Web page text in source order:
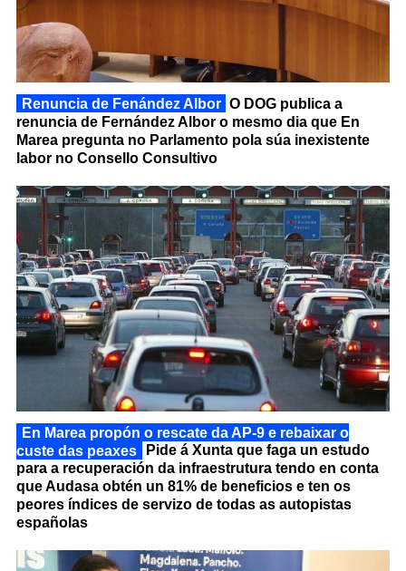
Renuncia de Fenández Albor O DOG publica a
renuncia de Fernández Albor o mesmo dia que En
Marea pregunta no Parlamento pola súa inexistente
labor no Consello Consultivo
En Marea propón o rescate da AP-9 e rebaixar o
custe das peaxes
Pide á Xunta que faga un estudo
para a recuperación da infraestrutura tendo en conta
que Audasa obtén un 81% de beneficios e ten os
peores índices de servizo de todas as autopistas
españolas